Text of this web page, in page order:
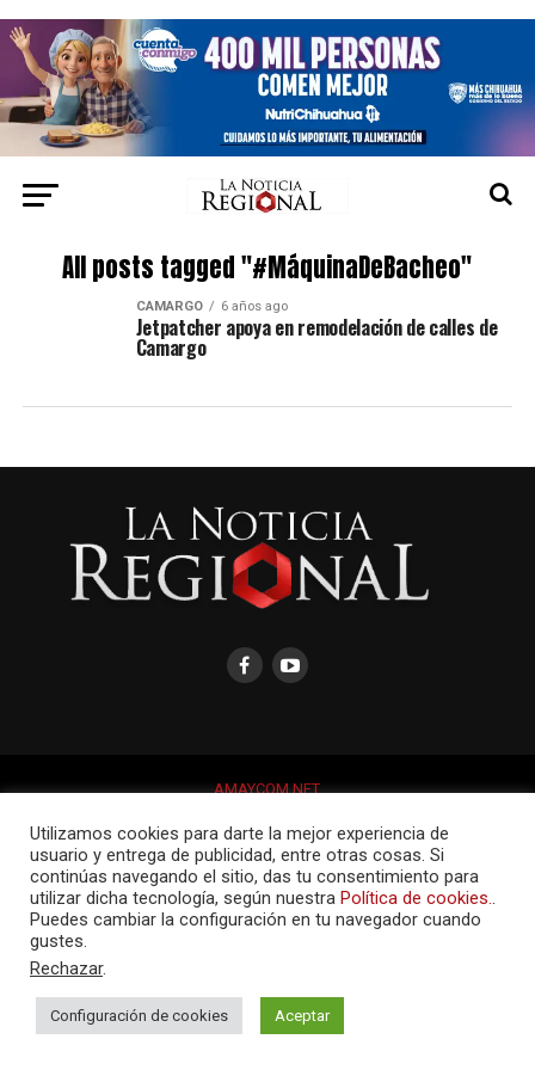
All posts tagged "#MáquinaDeBacheo"
CAMARGO 6 años ago
Jetpatcher apoya en remodelación de calles de
Camargo
AMAYCOM.NET
Utilizamos cookies para darte la mejor experiencia de
usuario y entrega de publicidad, entre otras cosas. Si
continúas navegando el sitio, das tu consentimiento para
utilizar dicha tecnología, según nuestra Política de cookies..
Puedes cambiar la configuración en tu navegador cuando
gustes.
Rechazar.
Configuración de cookies Aceptar